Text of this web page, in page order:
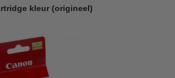
kleur (origineel)